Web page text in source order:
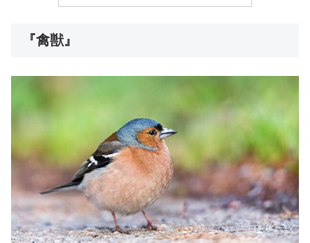
『禽獣』